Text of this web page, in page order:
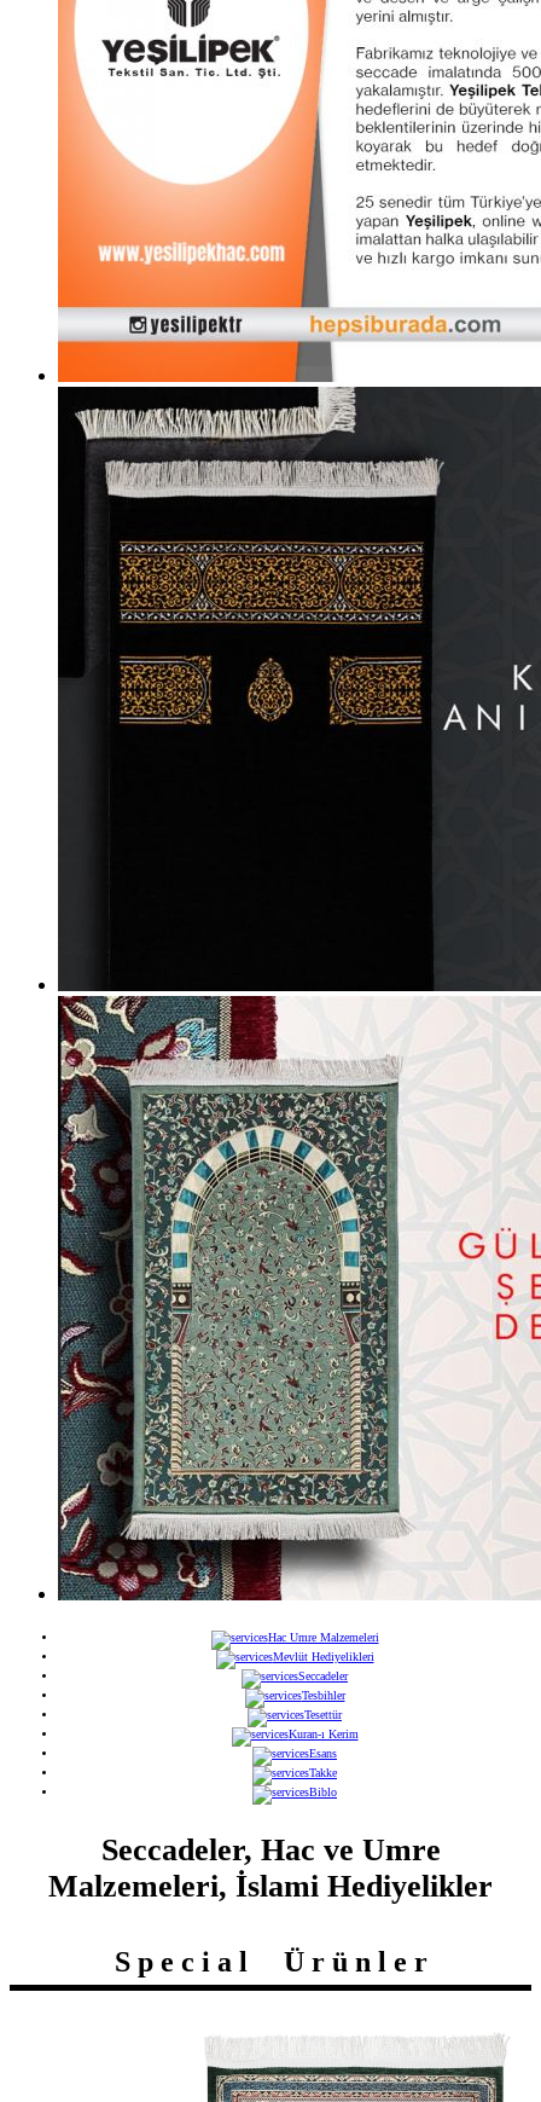
Hac Umre Malzemeleri
Mevlüt Hediyelikleri
Seccadeler
Tesbihler
Tesettür
Kuran-ı Kerim
Esans
Takke
Biblo
Seccadeler, Hac ve Umre
Malzemeleri, İslami Hediyelikler
S p e c i a l Ü r ü n l e r